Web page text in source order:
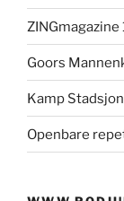
ZINGmagazine
Goors
Kamp
Openbare